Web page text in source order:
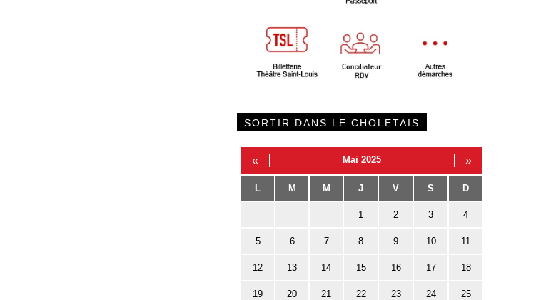
SORTIR DANS LE CHOLETAIS
« Mai 2025 »
L M M J V S D
1 2 3 4
5 6 7 8 9 10 11
12 13 14 15 16 17 18
19 20 21 22 23 24 25